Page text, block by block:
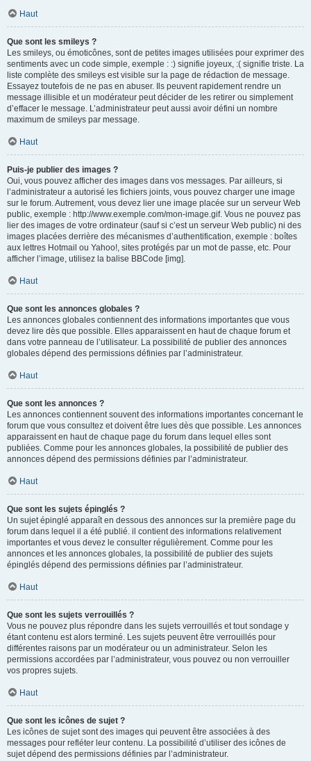
Haut
Que sont les smileys ?
Les smileys, ou émoticônes, sont de petites images utilisées pour exprimer des
sentiments avec un code simple, exemple : :) signifie joyeux, :( signifie triste. La
liste complète des smileys est visible sur la page de rédaction de message.
Essayez toutefois de ne pas en abuser. Ils peuvent rapidement rendre un
message illisible et un modérateur peut décider de les retirer ou simplement
d’effacer le message. L’administrateur peut aussi avoir défini un nombre
maximum de smileys par message.
Haut
Puis-je publier des images ?
Oui, vous pouvez afficher des images dans vos messages. Par ailleurs, si
l’administrateur a autorisé les fichiers joints, vous pouvez charger une image
sur le forum. Autrement, vous devez lier une image placée sur un serveur Web
public, exemple : http://www.exemple.com/mon-image.gif. Vous ne pouvez pas
lier des images de votre ordinateur (sauf si c’est un serveur Web public) ni des
images placées derrière des mécanismes d’authentification, exemple : boîtes
aux lettres Hotmail ou Yahoo!, sites protégés par un mot de passe, etc. Pour
afficher l’image, utilisez la balise BBCode [img].
Haut
Que sont les annonces globales ?
Les annonces globales contiennent des informations importantes que vous
devez lire dès que possible. Elles apparaissent en haut de chaque forum et
dans votre panneau de l’utilisateur. La possibilité de publier des annonces
globales dépend des permissions définies par l’administrateur.
Haut
Que sont les annonces ?
Les annonces contiennent souvent des informations importantes concernant le
forum que vous consultez et doivent être lues dès que possible. Les annonces
apparaissent en haut de chaque page du forum dans lequel elles sont
publiées. Comme pour les annonces globales, la possibilité de publier des
annonces dépend des permissions définies par l’administrateur.
Haut
Que sont les sujets épinglés ?
Un sujet épinglé apparaît en dessous des annonces sur la première page du
forum dans lequel il a été publié. il contient des informations relativement
importantes et vous devez le consulter régulièrement. Comme pour les
annonces et les annonces globales, la possibilité de publier des sujets
épinglés dépend des permissions définies par l’administrateur.
Haut
Que sont les sujets verrouillés ?
Vous ne pouvez plus répondre dans les sujets verrouillés et tout sondage y
étant contenu est alors terminé. Les sujets peuvent être verrouillés pour
différentes raisons par un modérateur ou un administrateur. Selon les
permissions accordées par l’administrateur, vous pouvez ou non verrouiller
vos propres sujets.
Haut
Que sont les icônes de sujet ?
Les icônes de sujet sont des images qui peuvent être associées à des
messages pour refléter leur contenu. La possibilité d’utiliser des icônes de
sujet dépend des permissions définies par l’administrateur.